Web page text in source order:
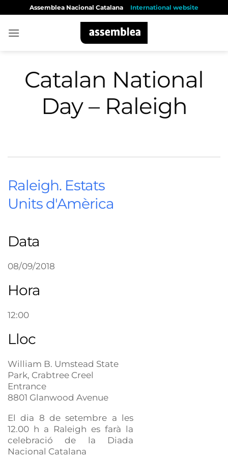
content
Assemblea Nacional Catalana International website
Catalan National
Day – Raleigh
Raleigh. Estats
Units d'Amèrica
Data
08/09/2018
Hora
12:00
Lloc
William B. Umstead State
Park, Crabtree Creel
Entrance
8801 Glanwood Avenue
El dia 8 de setembre a les
12.00 h a Raleigh es farà la
celebració de la Diada
Nacional Catalana